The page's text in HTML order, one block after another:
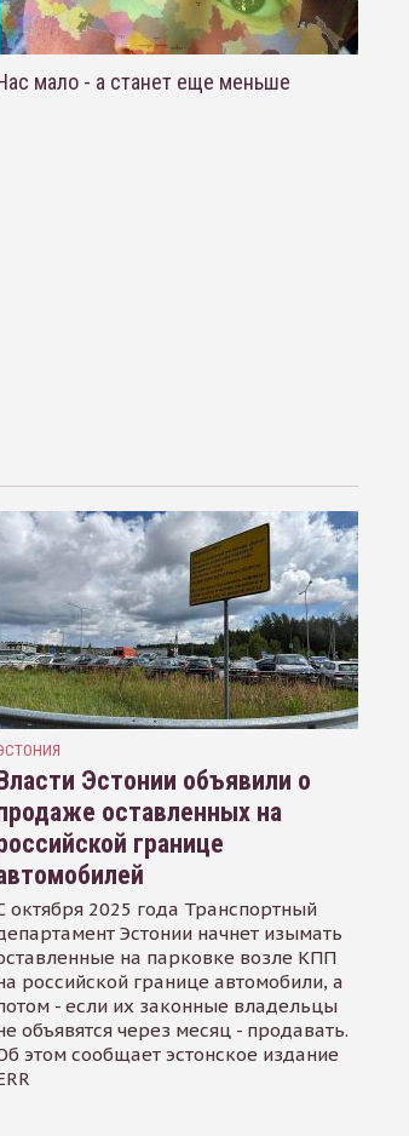
мало - а станет еще меньше
Эстонии объявили о
оставленных на
границе
октября 2025 года Транспортный
Эстонии начнет изымать
на парковке возле КПП
российской границе автомобили, а
- если их законные владельцы
объявятся через месяц - продавать.
этом сообщает эстонское издание